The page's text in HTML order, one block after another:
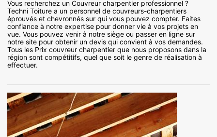
Vous recherchez un Couvreur charpentier professionnel ?
Techni Toiture a un personnel de couvreurs-charpentiers
éprouvés et chevronnés sur qui vous pouvez compter. Faites
confiance à notre expertise pour donner vie à vos projets en
vue. Vous pouvez venir à notre siège ou passer en ligne sur
notre site pour obtenir un devis qui convient à vos demandes.
Tous les Prix couvreur charpentier que nous proposons dans la
région sont compétitifs, quel que soit le genre de réalisation à
effectuer.